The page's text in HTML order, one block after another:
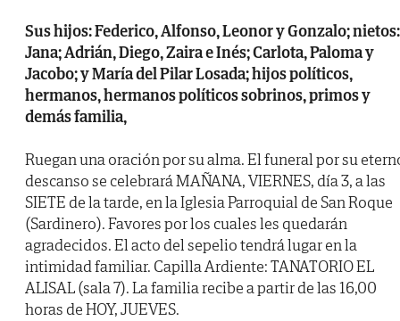
Sus hijos: Federico, Alfonso, Leonor y Gonzalo; nietos:
Jana; Adrián, Diego, Zaira e Inés; Carlota, Paloma y
Jacobo; y María del Pilar Losada; hijos políticos,
hermanos, hermanos políticos sobrinos, primos y
demás familia,
Ruegan una oración por su alma. El funeral por su
descanso se celebrará MAÑANA, VIERNES, día 3, a las
SIETE de la tarde, en la Iglesia Parroquial de San Roque
(Sardinero). Favores por los cuales les quedarán
agradecidos. El acto del sepelio tendrá lugar en la
intimidad familiar. Capilla Ardiente: TANATORIO EL
ALISAL (sala 7). La familia recibe a partir de las 16,00
horas de HOY, JUEVES.